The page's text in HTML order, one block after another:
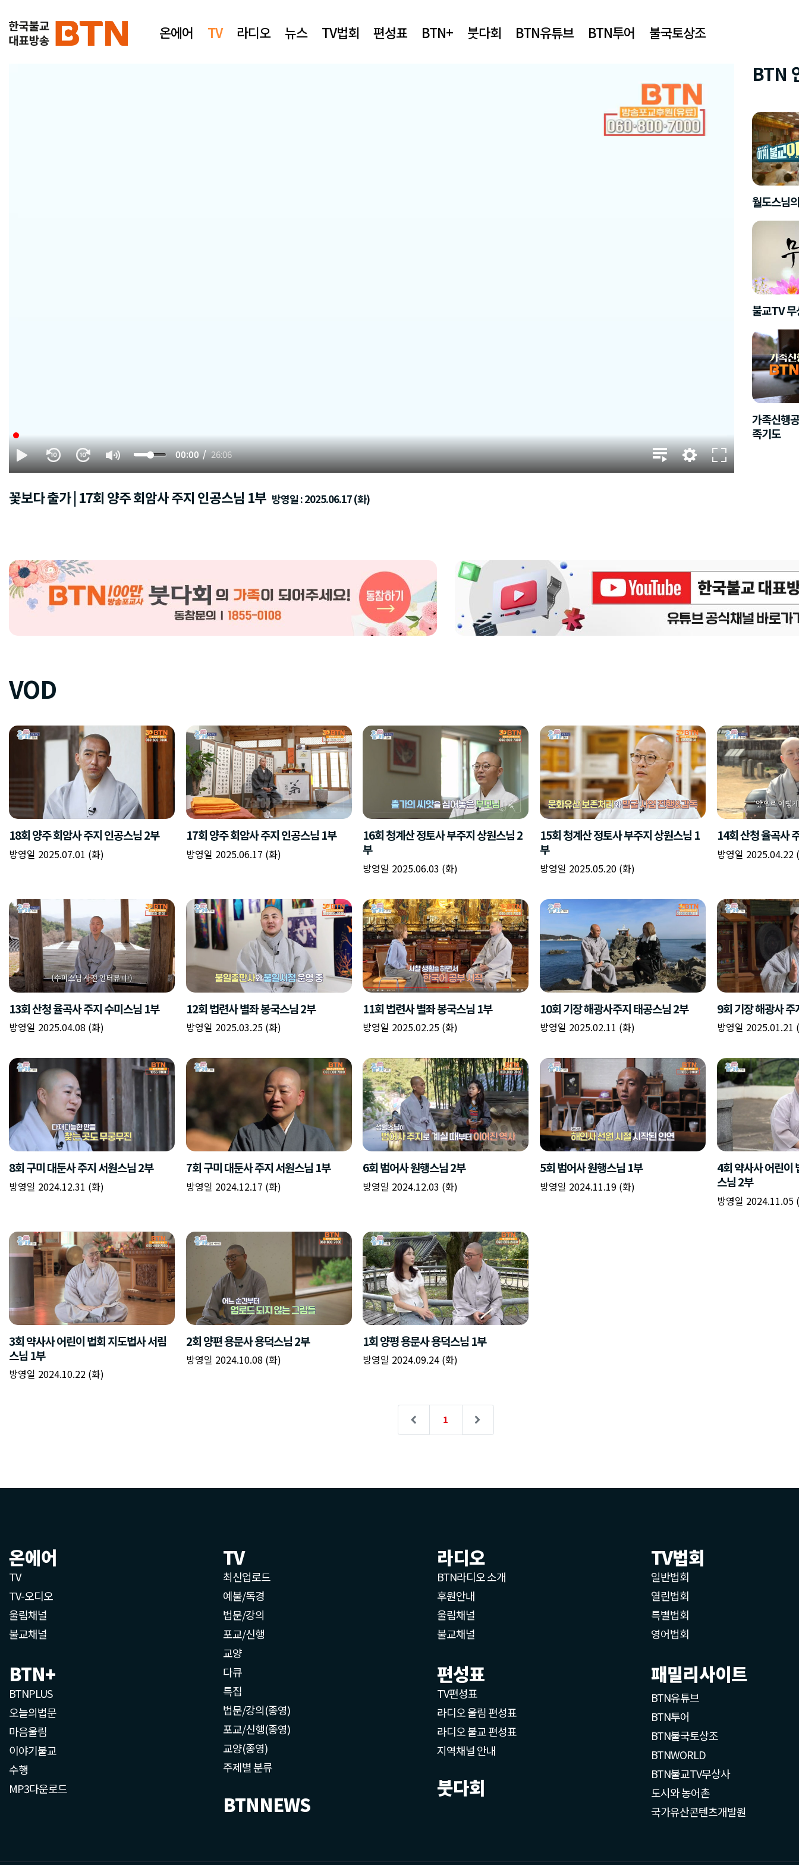
온에어 TV 라디오 뉴스 TV법회 편성표 BTN+ 붓다회 BTN유튜브 BTN투어 불국토상조
00:00 26:06
정
책
갈
피
입
력
이름
시간
확인
닫기
구
간
반
복
입
력
이름
시작시간
종료시간
확인
닫기
플
레
이
리
스
트
추
가
이름
주소
이미지
확인
닫기
BTN
월도스님
불교TV
가족신행
족기도
꽃보다 출가 | 17회 양주 회암사 주지 인공스님 1부 방영일 : 2025.06.17 (화)
온에어
TV
TV-오디오
울림채널
불교채널
BTN+
BTNPLUS
오늘의법문
마음울림
이야기불교
수행
MP3다운로드
TV
최신업로드
예불/독경
법문/강의
포교/신행
교양
다큐
특집
법문/강의(종영)
포교/신행(종영)
교양(종영)
주제별 분류
BTNNEWS
라디오
BTN라디오 소개
후원안내
울림채널
불교채널
편성표
TV편성표
라디오 울림 편성표
라디오 불교 편성표
지역채널 안내
붓다회
TV법회
일반법회
열린법회
특별법회
영어법회
패밀리사이트
BTN유튜브
BTN투어
BTN불국토상조
BTNWORLD
BTN불교TV무상사
도시와 농어촌
국가유산콘텐츠개발원